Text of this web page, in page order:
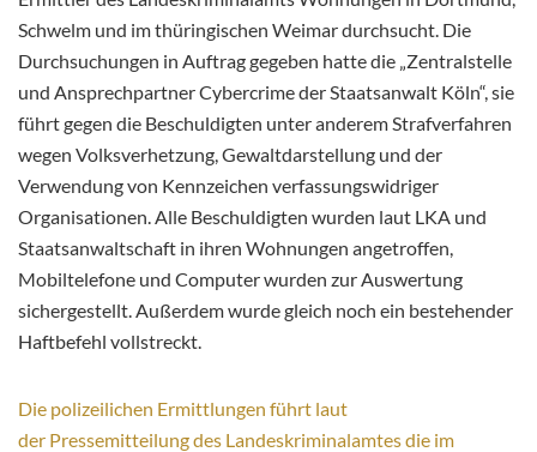
Schwelm und im thüringischen Weimar durchsucht. Die
Durchsuchungen in Auftrag gegeben hatte die „Zentralstelle
und Ansprechpartner Cybercrime der Staatsanwalt Köln“, sie
führt gegen die Beschuldigten unter anderem Strafverfahren
wegen Volksverhetzung, Gewaltdarstellung und der
Verwendung von Kennzeichen verfassungswidriger
Organisationen. Alle Beschuldigten wurden laut LKA und
Staatsanwaltschaft in ihren Wohnungen angetroffen,
Mobiltelefone und Computer wurden zur Auswertung
sichergestellt. Außerdem wurde gleich noch ein bestehender
Haftbefehl vollstreckt.
Die polizeilichen Ermittlungen führt laut
der Pressemitteilung des Landeskriminalamtes die im